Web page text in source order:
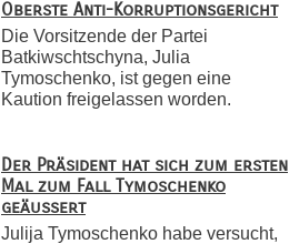
Oberste Anti-Korruptionsgericht
Die Vorsitzende der Partei
Batkiwschtschyna, Julia
Tymoschenko, ist gegen eine
Kaution freigelassen worden.
Der Präsident hat sich zum ersten
Mal zum Fall Tymoschenko
geäußert
Julija Tymoschenko habe versucht,